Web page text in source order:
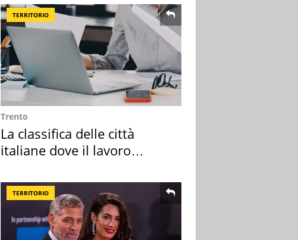
TERRITORIO
Trento
La classifica delle città
italiane dove il lavoro
TERRITORIO